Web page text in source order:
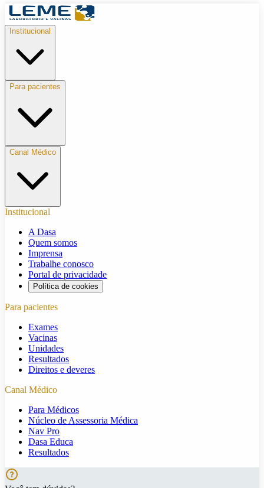
Institucional
Para pacientes
Canal Médico
Institucional
A Dasa
Quem somos
Imprensa
Trabalhe conosco
Portal de privacidade
Política de cookies
Para pacientes
Exames
Vacinas
Unidades
Resultados
Direitos e deveres
Canal Médico
Para Médicos
Núcleo de Assessoria Médica
Nav Pro
Dasa Educa
Resultados